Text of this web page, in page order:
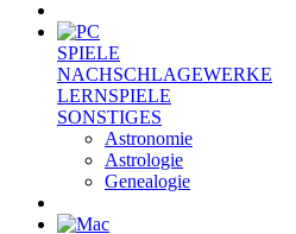
SPIELE
NACHSCHLAGEWERKE
LERNSPIELE
SONSTIGES
Astronomie
Astrologie
Genealogie